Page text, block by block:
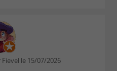
inoubliable à Cordes-
où le silence
riche petit déjeuner
le 15/07/2026